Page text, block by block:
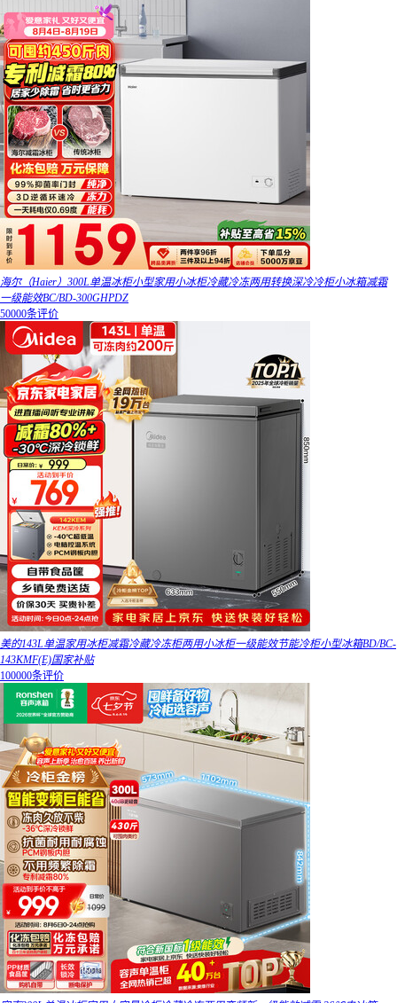
海尔（Haier）300L单温冰柜小型家用小冰柜冷藏冷冻两用转换深冷冷柜小冰箱减霜
一级能效BC/BD-300GHPDZ
50000条评价
美的143L单温家用冰柜减霜冷藏冷冻柜两用小冰柜一级能效节能冷柜小型冰箱BD/BC-
143KMF(E)国家补贴
100000条评价